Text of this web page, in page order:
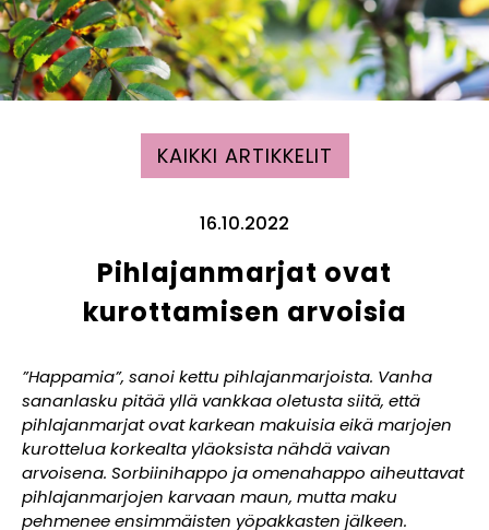
KAIKKI ARTIKKELIT
16.10.2022
Pihlajanmarjat ovat
kurottamisen arvoisia
”Happamia”, sanoi kettu pihlajanmarjoista. Vanha
sananlasku pitää yllä vankkaa oletusta siitä, että
pihlajanmarjat ovat karkean makuisia eikä marjojen
kurottelua korkealta yläoksista nähdä vaivan
arvoisena. Sorbiinihappo ja omenahappo aiheuttavat
pihlajanmarjojen karvaan maun, mutta maku
pehmenee ensimmäisten yöpakkasten jälkeen.